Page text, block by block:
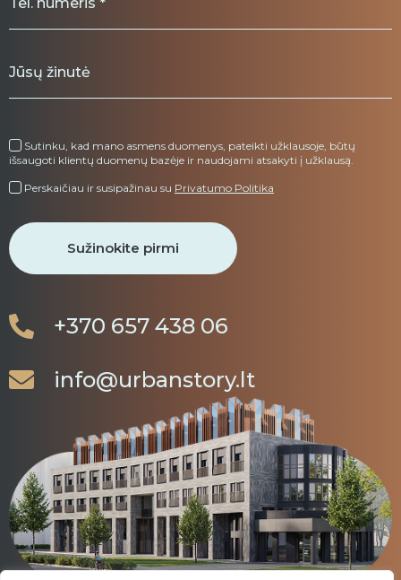
Sutinku, kad mano asmens duomenys, pateikti užklausoje, būtų
išsaugoti klientų duomenų bazėje ir naudojami atsakyti į užklausą.
Perskaičiau ir susipažinau su Privatumo Politika
+370 657 438 06
info@urbanstory.lt